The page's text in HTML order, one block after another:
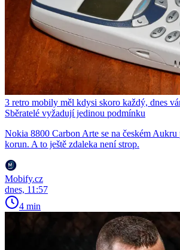
3 retro mobily měl kdysi skoro každý, dnes
Sběratelé vyžadují jedinou podmínku
Nokia 8800 Carbon Arte se na českém Aukru
korun. A to ještě zdaleka není strop.
Mobify.cz
dnes, 11:57
4 min